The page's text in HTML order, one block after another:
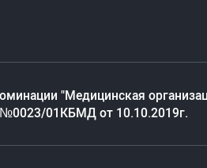
"Медицинская
№0023/01КБМД от 10.10.2019г.